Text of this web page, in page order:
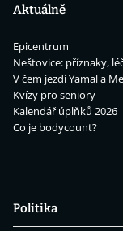
Aktuálně
Epicentrum
Neštovice: příznaky,
V čem jezdí Yamal a
Kvízy pro seniory
Kalendář úplňků 2026
Co je bodycount?
Politika